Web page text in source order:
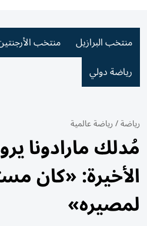
منتخب البرازيل منتخب
رياضة دولي
رياضة/رياضة عالمية
مُدلك مارادونا
الأخيرة: «كان
لمصيره»